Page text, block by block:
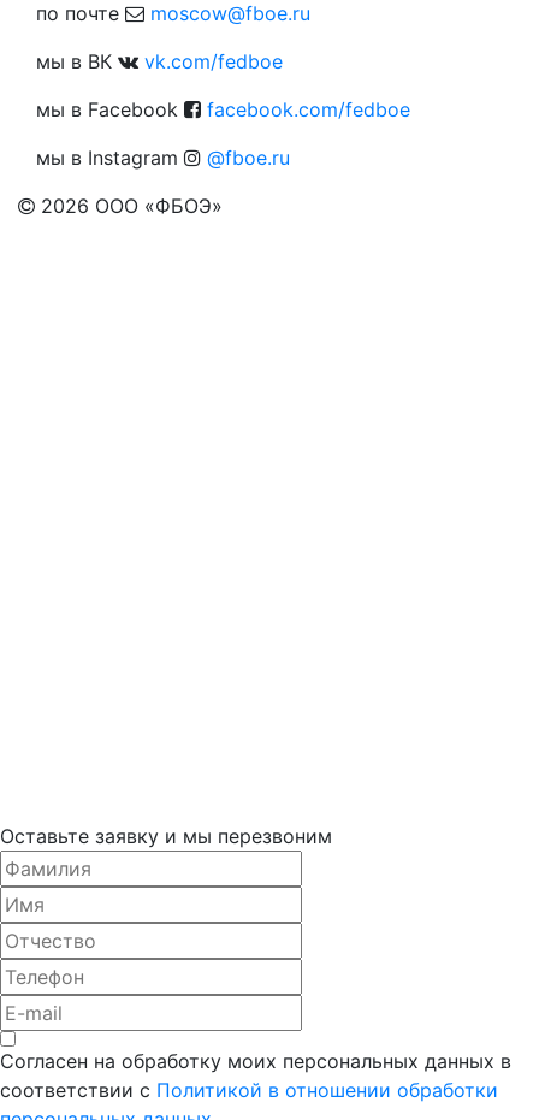
по почте
moscow@fboe.ru
мы в ВК
vk.com/fedboe
мы в Facebook
facebook.com/fedboe
мы в Instagram
@fboe.ru
2026 ООО «ФБОЭ»
Оставьте заявку и мы перезвоним
Согласен на обработку моих персональных данных в
соответствии с Политикой в отношении обработки